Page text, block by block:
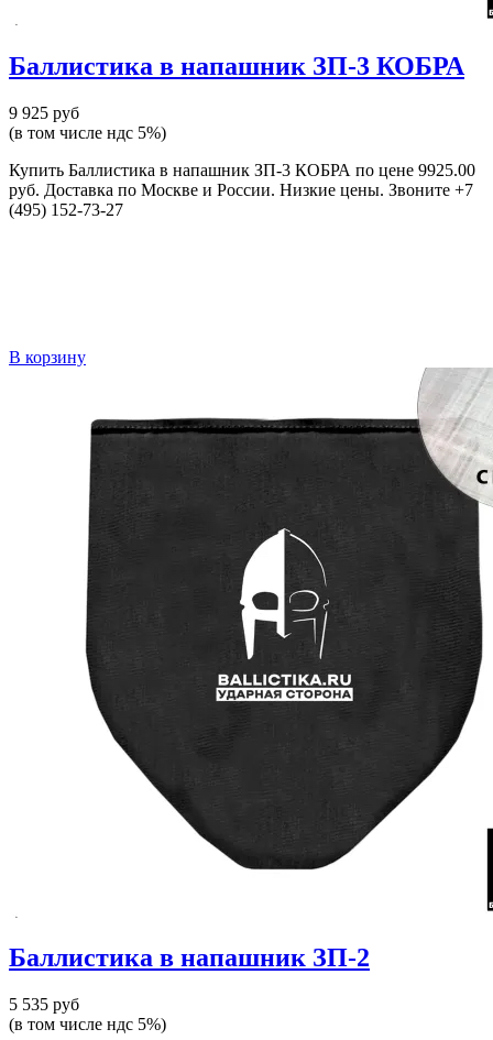
Баллистика в напашник ЗП-3 КОБРА
9 925 руб
(в том числе ндс 5%)
Купить Баллистика в напашник ЗП-3 КОБРА по цене 9925.00
руб. Доставка по Москве и России. Низкие цены. Звоните +7
(495) 152-73-27
В корзину
Баллистика в напашник ЗП-2
5 535 руб
(в том числе ндс 5%)